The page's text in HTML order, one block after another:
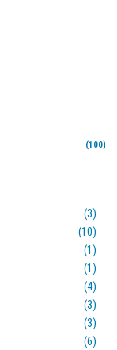
(100)
(3)
(10)
(1)
(1)
(4)
(3)
(3)
(6)